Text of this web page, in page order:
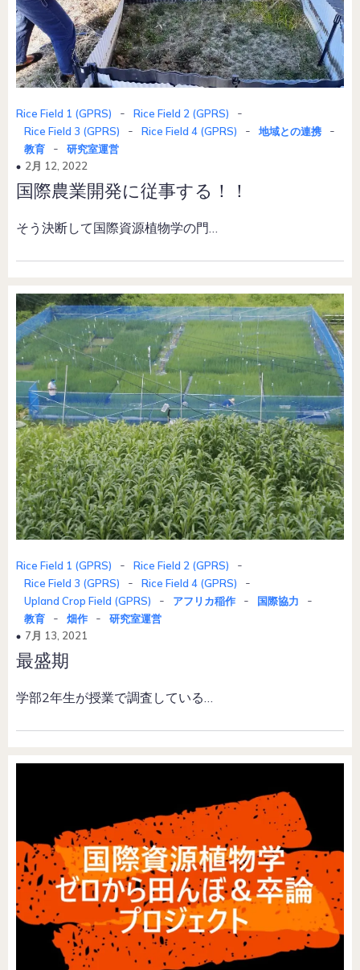
Rice Field 1 (GPRS) - Rice Field 2 (GPRS) -
Rice Field 3 (GPRS) - Rice Field 4 (GPRS) - 地域との連携 -
教育 -
研究室運営
2月 12, 2022
国際農業開発に従事する！！
そう決断して国際資源植物学の門…
Rice Field 1 (GPRS) - Rice Field 2 (GPRS) -
Rice Field 3 (GPRS) - Rice Field 4 (GPRS) -
Upland Crop Field (GPRS) - アフリカ稲作 - 国際協力 -
教育 - 畑作 -
研究室運営
7月 13, 2021
最盛期
学部2年生が授業で調査している…